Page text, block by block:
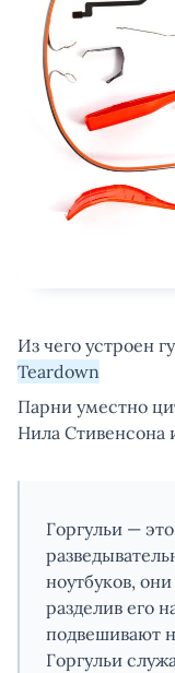
Из чего устроен
Teardown
Парни уместно
Нила Стивенсона
Горгульи —
ноутбуков,
разделив его
подвешивают
Горгульи